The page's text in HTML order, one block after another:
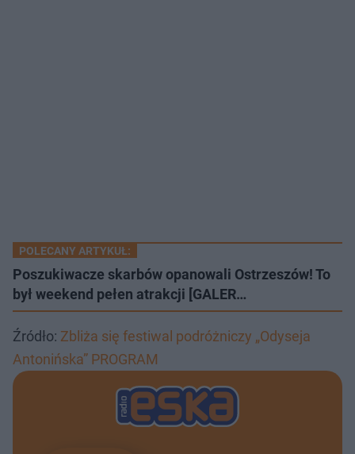
POLECANY ARTYKUŁ:
Poszukiwacze skarbów opanowali Ostrzeszów! To
był weekend pełen atrakcji [GALER…
Źródło: Zbliża się festiwal podróżniczy „Odyseja
Antonińska” PROGRAM